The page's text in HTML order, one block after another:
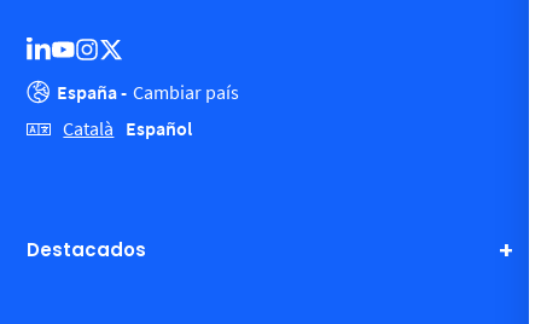
España - Cambiar país
Català Español
Destacados